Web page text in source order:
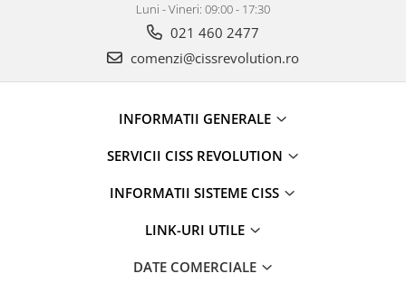
Luni - Vineri: 09:00 - 17:30
021 460 2477
comenzi@cissrevolution.ro
INFORMATII GENERALE
SERVICII CISS REVOLUTION
INFORMATII SISTEME CISS
LINK-URI UTILE
DATE COMERCIALE